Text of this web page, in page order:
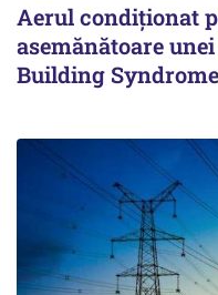
Aerul condiționat
asemănătoare
Building Syndrome